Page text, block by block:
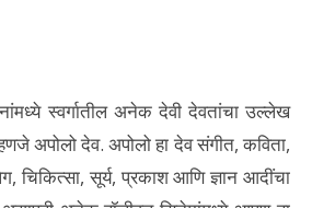
स्वर्गातील अनेक देवी देवतांचा उल्लेख
अपोलो देव. अपोलो हा देव संगीत, कविता,
चिकित्सा, सूर्य, प्रकाश आणि ज्ञान आदींचा